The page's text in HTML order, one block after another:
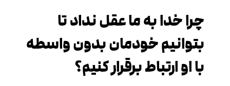
چرا خدا به ما عقل نداد تا
بتوانیم خودمان بدون واسطه
با او ارتباط برقرار کنیم؟